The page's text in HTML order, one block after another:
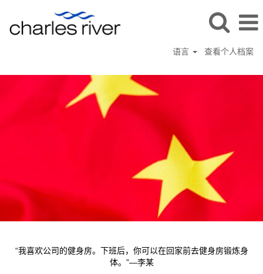
语言 查看个人档案
“我喜欢公司的健身房。下班后，你可以在回家前去健身房锻炼身
体。”—李某